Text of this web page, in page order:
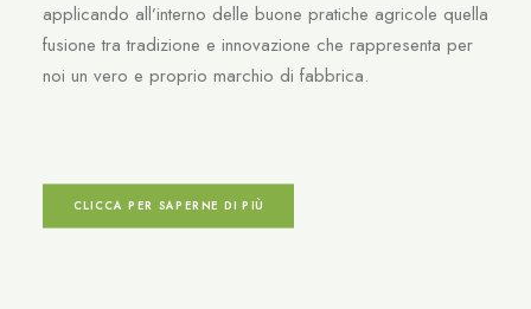
applicando all’interno delle buone pratiche agricole quella
fusione tra tradizione e innovazione che rappresenta per
noi un vero e proprio marchio di fabbrica.
CLICCA PER SAPERNE DI PIÙ